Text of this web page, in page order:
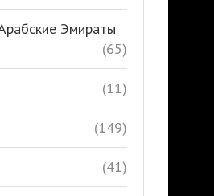
Эмираты
(65)
(11)
(149)
(41)